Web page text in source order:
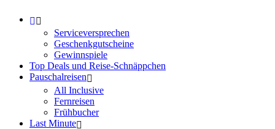
Serviceversprechen
Geschenkgutscheine
Gewinnspiele
Top Deals und Reise-Schnäppchen
Pauschalreisen
All Inclusive
Fernreisen
Frühbucher
Last Minute